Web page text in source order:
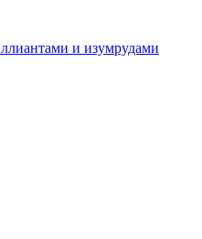
и изумрудами